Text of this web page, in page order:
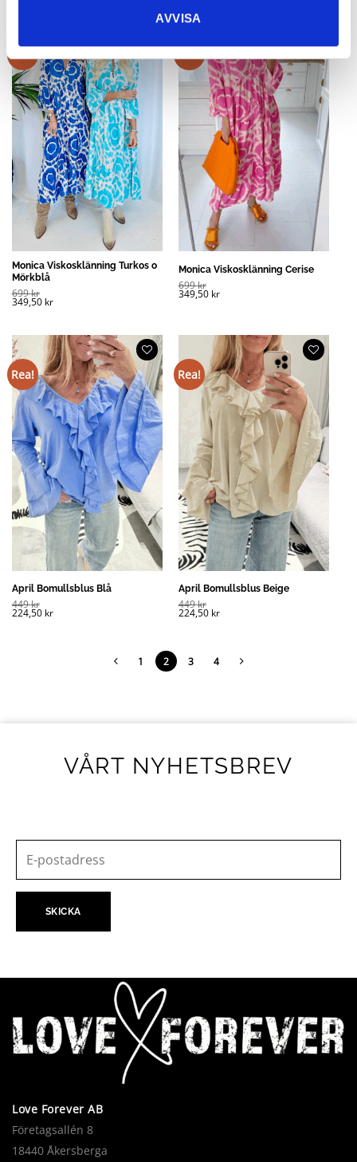
AVVISA
Rea!
Monica Viskosklänning Turkos o
Mörkblå
699kr
349,50 kr
Rea!
Monica Viskosklänning Cerise
699kr
349,50 kr
Rea!
April Bomullsblus Blå
449kr
224,50 kr
Rea!
April Bomullsblus Beige
449kr
224,50 kr
1 2 3 4
VÅRT NYHETSBREV
Love Forever AB
Företagsallén 8
18440 Åkersberga